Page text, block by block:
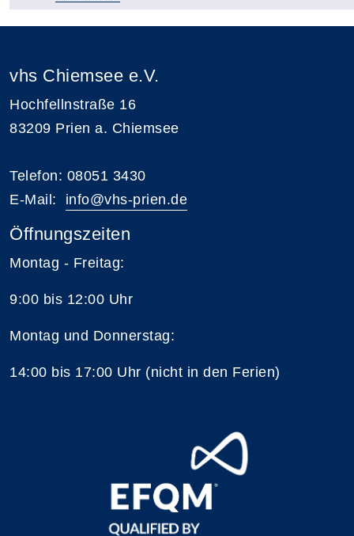
vhs Chiemsee e.V.
Hochfellnstraße 16
83209 Prien a. Chiemsee
Telefon: 08051 3430
E-Mail: info@vhs-prien.de
Öffnungszeiten
Montag - Freitag:
9:00 bis 12:00 Uhr
Montag und Donnerstag:
14:00 bis 17:00 Uhr (nicht in den Ferien)